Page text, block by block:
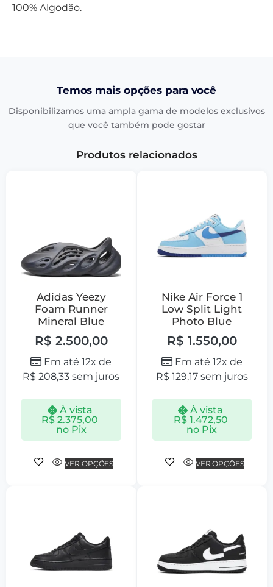
100% Algodão.
Temos mais opções para você
Disponibilizamos uma ampla gama de modelos exclusivos
que você também pode gostar
Produtos relacionados
Adidas Yeezy
Foam Runner
Mineral Blue
R$ 2.500,00
Em até 12x de
R$ 208,33 sem juros
À vista
R$ 2.375,00
no Pix
VER OPÇÕES
Nike Air Force 1
Low Split Light
Photo Blue
R$ 1.550,00
Em até 12x de
R$ 129,17sem juros
À vista
R$1.472,50
no Pix
VER OPÇÕES